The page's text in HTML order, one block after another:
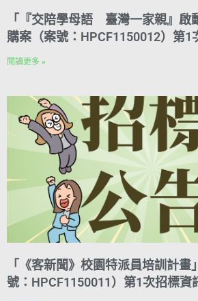
「『交陪學母語 臺灣一家親』啟
購案（案號：HPCF1150012）第1
閱讀更多 »
「《客新聞》校園特派員培訓計
號：HPCF1150011）第1次招標資